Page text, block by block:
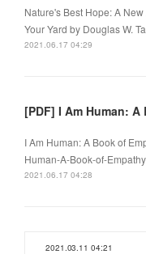
Nature's Best Hope: A
Your Yard by Douglas W.
2021.06.17 04:29
[PDF] I Am Human:
I Am Human: A Book of
Human-A-Book-of-
2021.06.17 04:28
2021.03.11 04:21